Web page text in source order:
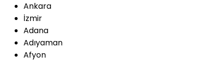
Ankara
İzmir
Adana
Adıyaman
Afyon